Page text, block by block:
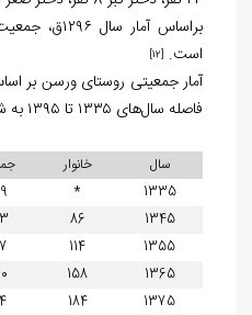
است. [12]
آمار جمعیتی روستای ورسن بر
فاصله سال‌های ۱۳۳۵ تا ۱۳۹۵ به شرح زیر است:
سال خانوار
1335
*
1345
86
1355
114
1365
158
1375
184